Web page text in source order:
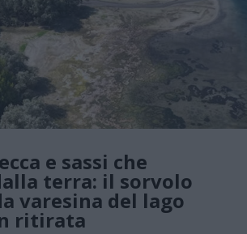
e sassi che
terra: il sorvolo
varesina del lago
ritirata